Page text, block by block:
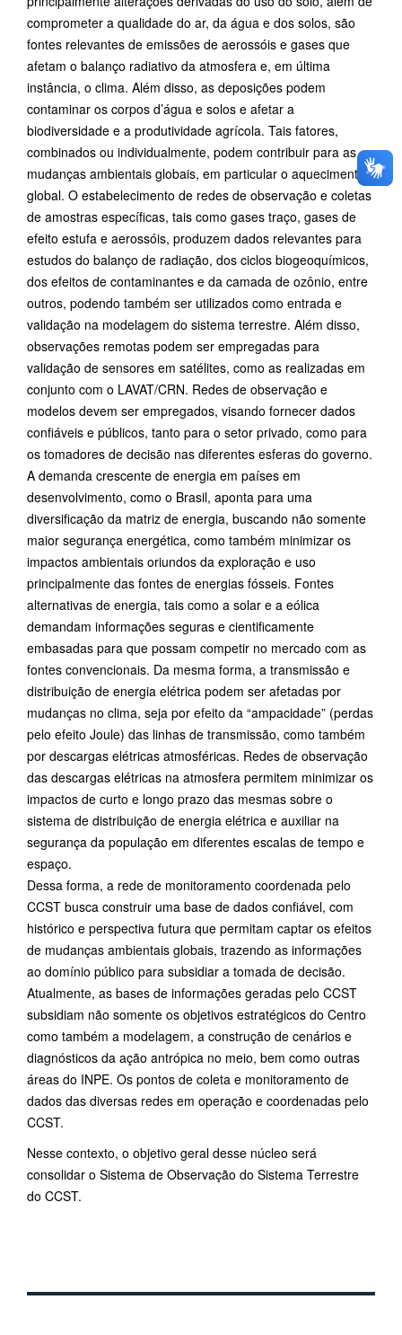
comprometer a qualidade do ar, da água e dos solos, são
fontes relevantes de emissões de aerossóis e gases que
afetam o balanço radiativo da atmosfera e, em última
instância, o clima. Além disso, as deposições podem
contaminar os corpos d’água e solos e afetar a
biodiversidade e a produtividade agrícola. Tais fatores,
combinados ou individualmente, podem contribuir para as
mudanças ambientais globais, em particular o aquecimento
global. O estabelecimento de redes de observação e coletas
de amostras específicas, tais como gases traço, gases de
efeito estufa e aerossóis, produzem dados relevantes para
estudos do balanço de radiação, dos ciclos biogeoquímicos,
dos efeitos de contaminantes e da camada de ozônio, entre
outros, podendo também ser utilizados como entrada e
validação na modelagem do sistema terrestre. Além disso,
observações remotas podem ser empregadas para
validação de sensores em satélites, como as realizadas em
conjunto com o LAVAT/CRN. Redes de observação e
modelos devem ser empregados, visando fornecer dados
confiáveis e públicos, tanto para o setor privado, como para
os tomadores de decisão nas diferentes esferas do governo.
A demanda crescente de energia em países em
desenvolvimento, como o Brasil, aponta para uma
diversificação da matriz de energia, buscando não somente
maior segurança energética, como também minimizar os
impactos ambientais oriundos da exploração e uso
principalmente das fontes de energias fósseis. Fontes
alternativas de energia, tais como a solar e a eólica
demandam informações seguras e cientificamente
embasadas para que possam competir no mercado com as
fontes convencionais. Da mesma forma, a transmissão e
distribuição de energia elétrica podem ser afetadas por
mudanças no clima, seja por efeito da “ampacidade” (perdas
pelo efeito Joule) das linhas de transmissão, como também
por descargas elétricas atmosféricas. Redes de observação
das descargas elétricas na atmosfera permitem minimizar os
impactos de curto e longo prazo das mesmas sobre o
sistema de distribuição de energia elétrica e auxiliar na
segurança da população em diferentes escalas de tempo e
espaço.
Dessa forma, a rede de monitoramento coordenada pelo
CCST busca construir uma base de dados confiável, com
histórico e perspectiva futura que permitam captar os efeitos
de mudanças ambientais globais, trazendo as informações
ao domínio público para subsidiar a tomada de decisão.
Atualmente, as bases de informações geradas pelo CCST
subsidiam não somente os objetivos estratégicos do Centro
como também a modelagem, a construção de cenários e
diagnósticos da ação antrópica no meio, bem como outras
áreas do INPE. Os pontos de coleta e monitoramento de
dados das diversas redes em operação e coordenadas pelo
CCST.
Nesse contexto, o objetivo geral desse núcleo será
consolidar o Sistema de Observação do Sistema Terrestre
do CCST.